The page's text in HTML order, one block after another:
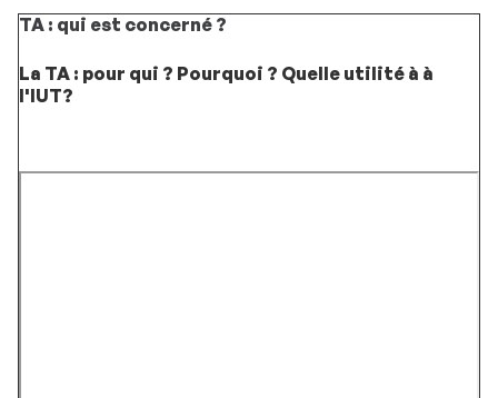
TA : qui est concerné ?
La TA : pour qui ? Pourquoi ? Quelle utilité à à
l'IUT?